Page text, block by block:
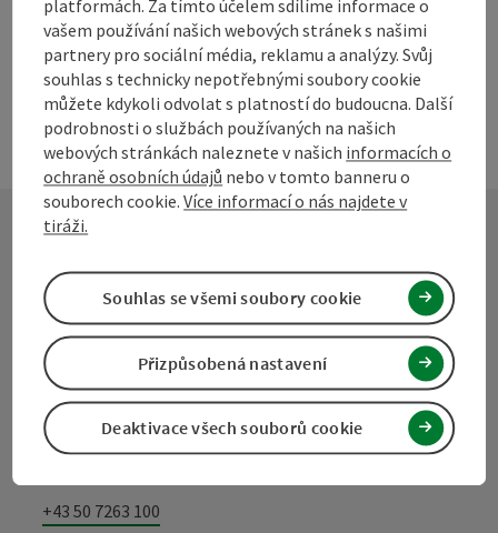
Kontakt
Turistické sdružení Mühlviertel
Hauptplatz 19
4190 Bad Leonfelden
+43 50 7263 100
platformách. Za tímto účelem sdílíme informace o
vašem používání našich webových stránek s našimi
partnery pro sociální média, reklamu a analýzy. Svůj
souhlas s technicky nepotřebnými soubory cookie
můžete kdykoli odvolat s platností do budoucna. Další
podrobnosti o službách používaných na našich
webových stránkách naleznete v našich informacích o
ochraně osobních údajů nebo v tomto banneru o
souborech cookie.Více informací o nás najdete v
tiráži.
Deaktivace všech souborů cookie
Přizpůsobená nastavení
Souhlas se všemi soubory cookie